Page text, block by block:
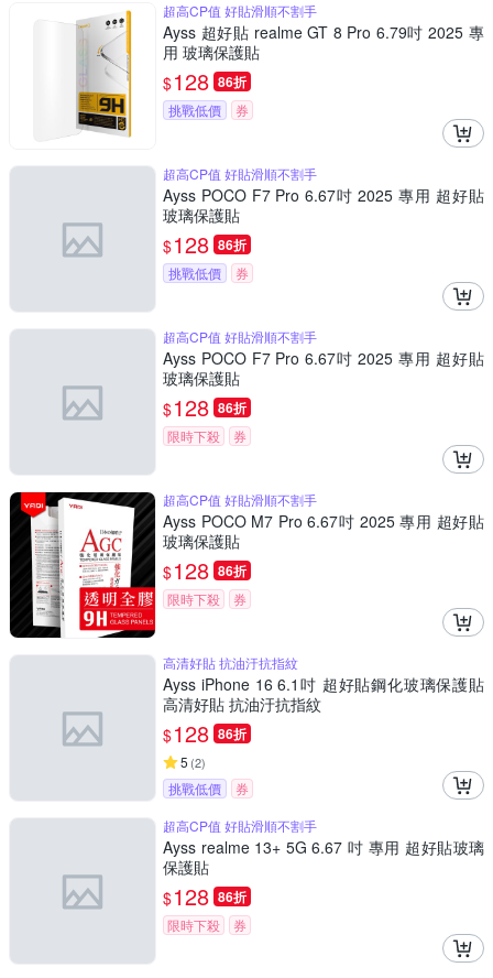
超高CP值 好貼滑順不割手
Ayss 超好貼 realme GT 8 Pro 6.79吋 2025 專
用 玻璃保護貼
$128 86折
挑戰低價 券
超高CP值 好貼滑順不割手
Ayss POCO F7 Pro 6.67吋 2025 專用 超好貼
玻璃保護貼
$128 86折
挑戰低價 券
超高CP值 好貼滑順不割手
Ayss POCO F7 Pro 6.67吋 2025 專用 超好貼
玻璃保護貼
$128 86折
限時下殺 券
超高CP值 好貼滑順不割手
Ayss POCO M7 Pro 6.67吋 2025 專用 超好貼
玻璃保護貼
$128 86折
限時下殺 券
高清好貼 抗油汙抗指紋
Ayss iPhone 16 6.1吋 超好貼鋼化玻璃保護貼
高清好貼 抗油汙抗指紋
$128 86折
5 (2)
挑戰低價
券
超高CP值 好貼滑順不割手
Ayss realme 13+ 5G 6.67 吋 專用 超好貼玻璃
保護貼
$128 86折
限時下殺 券